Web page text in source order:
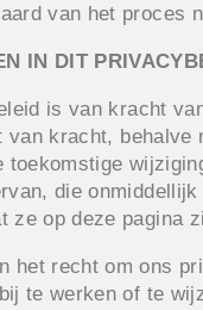
van het proces
IN DIT
is van kracht
van kracht, behalve
toekomstige
die
ze op deze pagina
het recht om ons
te werken of te